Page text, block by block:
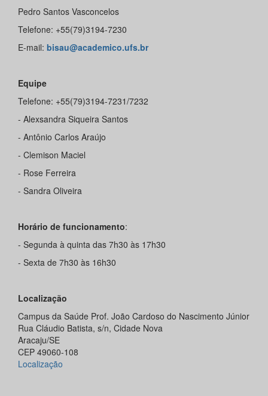
Pedro Santos Vasconcelos
Telefone: +55(79)3194-7230
E-mail: bisau@academico.ufs.br
Equipe
Telefone: +55(79)3194-7231/7232
- Alexsandra Siqueira Santos
- Antônio Carlos Araújo
- Clemison Maciel
- Rose Ferreira
- Sandra Oliveira
Horário de funcionamento:
- Segunda à quinta das 7h30 às 17h30
- Sexta de 7h30 às 16h30
Localização
Campus da Saúde Prof. João Cardoso do Nascimento Júnior
Rua Cláudio Batista, s/n, Cidade Nova
Aracaju/SE
CEP 49060-108
Localização